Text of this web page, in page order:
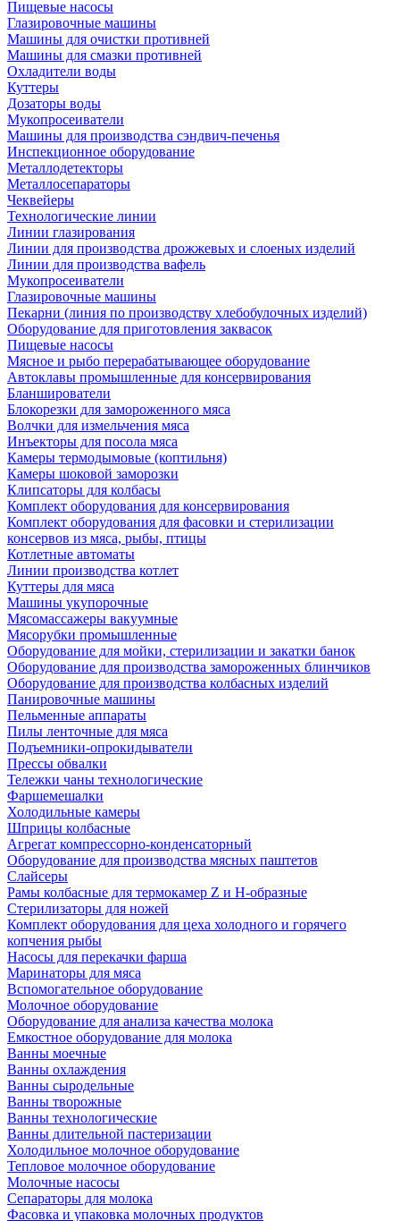
Пищевые насосы
Глазировочные машины
Машины для очистки противней
Машины для смазки противней
Охладители воды
Куттеры
Дозаторы воды
Мукопросеиватели
Машины для производства сэндвич-печенья
Инспекционное оборудование
Металлодетекторы
Металлосепараторы
Чеквейеры
Технологические линии
Линии глазирования
Линии для производства дрожжевых и слоеных изделий
Линии для производства вафель
Мукопросеиватели
Глазировочные машины
Пекарни (линия по производству хлебобулочных изделий)
Оборудование для приготовления заквасок
Пищевые насосы
Мясное и рыбо перерабатывающее оборудование
Автоклавы промышленные для консервирования
Бланширователи
Блокорезки для замороженного мяса
Волчки для измельчения мяса
Инъекторы для посола мяса
Камеры термодымовые (коптильня)
Камеры шоковой заморозки
Клипсаторы для колбасы
Комплект оборудования для консервирования
Комплект оборудования для фасовки и стерилизации
консервов из мяса, рыбы, птицы
Котлетные автоматы
Линии производства котлет
Куттеры для мяса
Машины укупорочные
Мясомассажеры вакуумные
Мясорубки промышленные
Оборудование для мойки, стерилизации и закатки банок
Оборудование для производства замороженных блинчиков
Оборудование для производства колбасных изделий
Панировочные машины
Пельменные аппараты
Пилы ленточные для мяса
Подъемники-опрокидыватели
Прессы обвалки
Тележки чаны технологические
Фаршемешалки
Холодильные камеры
Шприцы колбасные
Агрегат компрессорно-конденсаторный
Оборудование для производства мясных паштетов
Слайсеры
Рамы колбасные для термокамер Z и H-образные
Стерилизаторы для ножей
Комплект оборудования для цеха холодного и горячего
копчения рыбы
Насосы для перекачки фарша
Маринаторы для мяса
Вспомогательное оборудование
Молочное оборудование
Оборудование для анализа качества молока
Емкостное оборудование для молока
Ванны моечные
Ванны охлаждения
Ванны сыродельные
Ванны творожные
Ванны технологические
Ванны длительной пастеризации
Холодильное молочное оборудование
Тепловое молочное оборудование
Молочные насосы
Сепараторы для молока
Фасовка и упаковка молочных продуктов